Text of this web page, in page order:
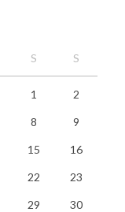
S S
1 2
8 9
15 16
22 23
29 30